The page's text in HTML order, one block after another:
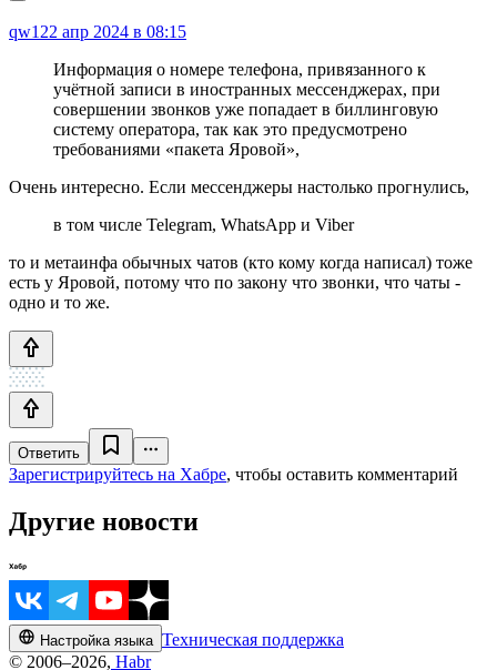
qw1 22 апр 2024 в 08:15
Информация о номере телефона, привязанного к
учётной записи в иностранных мессенджерах, при
совершении звонков уже попадает в биллинговую
систему оператора, так как это предусмотрено
требованиями «пакета Яровой»,
Очень интересно. Если мессенджеры настолько прогнулись,
в том числе Telegram, WhatsApp и Viber
то и метаинфа обычных чатов (кто кому когда написал) тоже
есть у Яровой, потому что по закону что звонки, что чаты -
одно и то же.
Ответить
Зарегистрируйтесь на Хабре, чтобы оставить комментарий
Другие новости
Настройка языка Техническая поддержка
© 2006–2026, Habr